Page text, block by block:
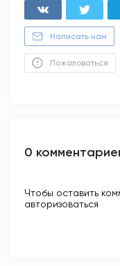
Написать нам
Пожаловаться
0
Чтобы оставить
авторизоваться